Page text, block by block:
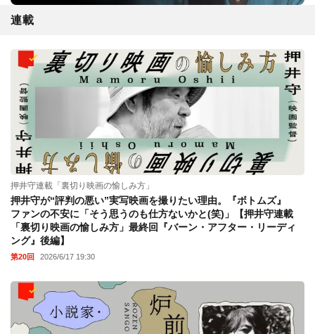
連載
押井守連載「裏切り映画の愉しみ方」
押井守が“評判の悪い”実写映画を撮りたい理由。『ボトムズ』
ファンの不安に「そう思うのも仕方ないかと(笑)」【押井守連載
「裏切り映画の愉しみ方」最終回『バーン・アフター・リーディ
ング』後編】
第20回 2026/6/17 19:30